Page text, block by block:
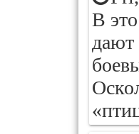
В
дают